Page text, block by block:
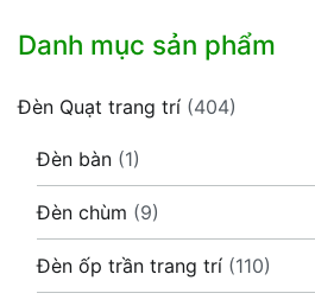
Danh mục sản phẩm
Đèn Quạt trang trí (404)
Đèn bàn (1)
Đèn chùm (9)
Đèn ốp trần trang trí (110)